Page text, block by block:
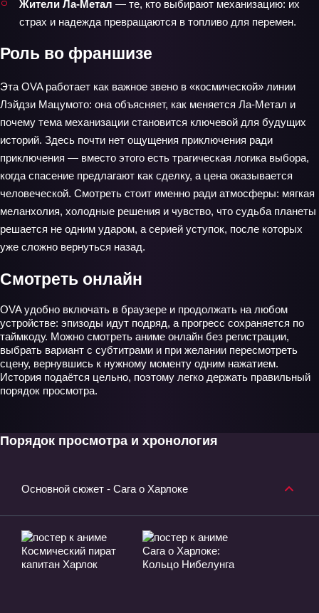
Жители Ла‑Метал — те, кто выбирают механизацию: их
страх и надежда превращаются в топливо для перемен.
Роль во франшизе
Эта OVA работает как важное звено в «космической» линии
Лэйдзи Мацумото: она объясняет, как меняется Ла‑Метал и
почему тема механизации становится ключевой для будущих
историй. Здесь почти нет ощущения приключения ради
приключения — вместо этого есть трагическая логика выбора,
когда спасение предлагают как сделку, а цена оказывается
человеческой. Смотреть стоит именно ради атмосферы: мягкая
меланхолия, холодные решения и чувство, что судьба планеты
решается не одним ударом, а серией уступок, после которых
уже сложно вернуться назад.
Смотреть онлайн
OVA удобно включать в браузере и продолжать на любом
устройстве: эпизоды идут подряд, а прогресс сохраняется по
таймкоду. Можно смотреть аниме онлайн без регистрации,
выбрать вариант с субтитрами и при желании пересмотреть
сцену, вернувшись к нужному моменту одним нажатием.
История подаётся цельно, поэтому легко держать правильный
порядок просмотра.
Порядок просмотра и хронология
Основной сюжет - Сага о Харлоке